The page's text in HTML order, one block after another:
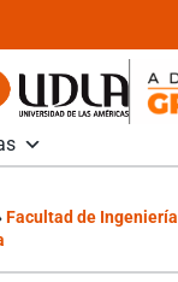
Facultad de